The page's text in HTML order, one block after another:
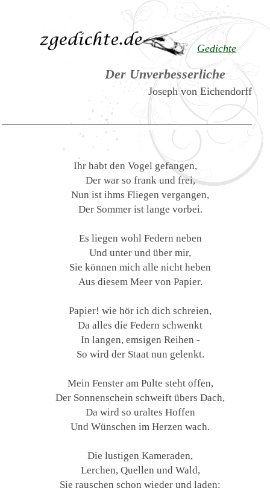
Gedichte
Der Unverbesserliche
Joseph von Eichendorff
Ihr habt den Vogel gefangen,
Der war so frank und frei,
Nun ist ihms Fliegen vergangen,
Der Sommer ist lange vorbei.
Es liegen wohl Federn neben
Und unter und über mir,
Sie können mich alle nicht heben
Aus diesem Meer von Papier.
Papier! wie hör ich dich schreien,
Da alles die Federn schwenkt
In langen, emsigen Reihen -
So wird der Staat nun gelenkt.
Mein Fenster am Pulte steht offen,
Der Sonnenschein schweift übers Dach,
Da wird so uraltes Hoffen
Und Wünschen im Herzen wach.
Die lustigen Kameraden,
Lerchen, Quellen und Wald,
Sie rauschen schon wieder und laden: